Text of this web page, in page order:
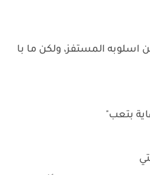
اسلوبه المستفز، ولكن ما با
بتعب"